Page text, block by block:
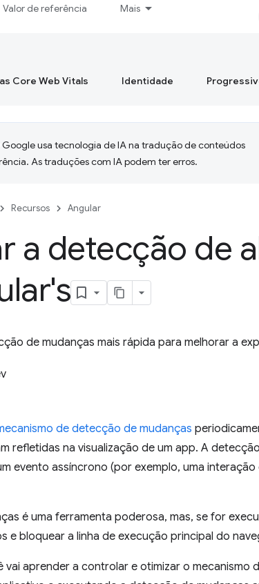
Valor de referência Mais
Core Web Vitals Identidade
Google usa tecnologia de IA na tradução de conteúdos
As traduções com IA podem ter erros.
Recursos Angular
a detecção de
de mudanças mais rápida para melhorar a
de detecção de mudanças
refletidas na visualização de um app. A
evento assíncrono (por exemplo, uma
é uma ferramenta poderosa, mas, se for
e bloquear a linha de execução principal do
vai aprender a controlar e otimizar o mecanismo